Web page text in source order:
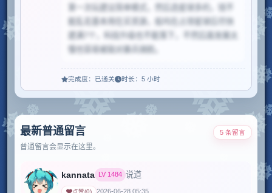
第一次玩建议简单模式，然后选星球多的，钱不
能乱花基本用在买资源，船坞在占领星球后尽快
建满7个，科技升级也不能落下，不然后面发展太
慢也容易被敌对暴兵骑脸。
完成度： 已通关 时长： 5 小时
最新普通留言
普通留言会显示在这里。
5 条留言
kannata LV 1484 说道
点赞(0) 2026-06-28 05:35